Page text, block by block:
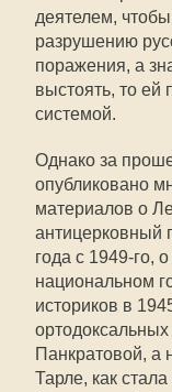
деятелем,
разрушению
поражения, а
выстоять, то ей
системой.
Однако за
опубликовано
материалов о
антицерковный
года с 1949-го,
национальном
историков в
Панкратовой, а
Тарле, как